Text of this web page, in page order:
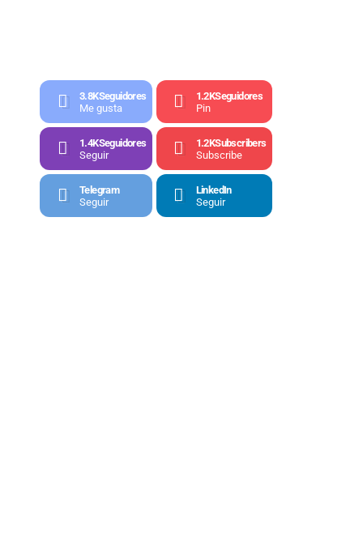
3.8KSeguidores
Me gusta
1.2KSeguidores
Pin
1.4KSeguidores
Seguir
1.2KSubscribers
Subscribe
Telegram
Seguir
LinkedIn
Seguir